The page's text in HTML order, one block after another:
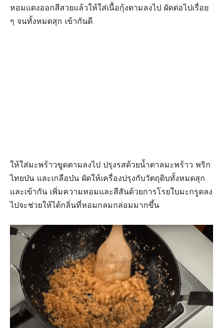
หอมแดงออกสีสวยแล้วให้ใส่เนื้อกุ้งตามลงไป ผัดต่อไปเรื่อย
ๆ จนทั้งหมดสุก เข้ากันดี
ให้ใส่มะพร้าวขูดตามลงไป ปรุงรสด้วยน้ำตาลมะพร้าว พริก
ไทยป่น และเกลือป่น ผัดให้เครื่องปรุงกับวัตถุดิบทั้งหมดสุก
และเข้ากัน เพิ่มความหอมและสีสันด้วยการโรยใบมะกรูดลง
ไปจะช่วยให้ได้กลิ่นที่หอมกลมกล่อมมากขึ้น